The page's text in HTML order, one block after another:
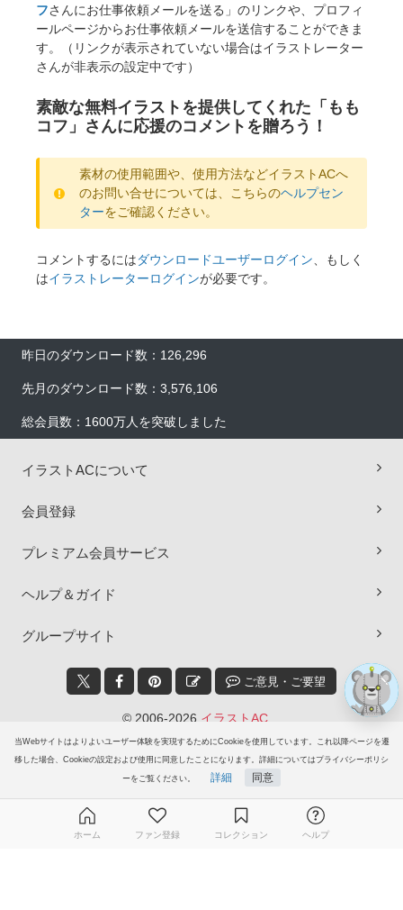
当Webサイトはよりよいユーザー体験を実現するためにCookieを使用しています。これ以降ページを遷
移した場合、Cookieの設定および使用に同意したことになります。詳細についてはプライバシーポリシ
ーをご覧ください。 詳細 同意
フさんにお仕事依頼メールを送る」のリンクや、プロフィ
ールページからお仕事依頼メールを送信することができま
す。（リンクが表示されていない場合はイラストレーター
さんが非表示の設定中です）
素敵な無料イラストを提供してくれた「もも
コフ」さんに応援のコメントを贈ろう！
素材の使用範囲や、使用方法などイラストACへ
のお問い合せについては、こちらのヘルプセン
ターをご確認ください。
コメントするにはダウンロードユーザーログイン、もしく
はイラストレーターログインが必要です。
昨日のダウンロード数：126,296
先月のダウンロード数：3,576,106
総会員数：1600万人を突破しました
イラストACについて
会員登録
プレミアム会員サービス
ヘルプ＆ガイド
グループサイト
ご意見・ご要望
© 2006-2026 イラストAC
ホーム ファン登録 コレクション ヘルプ